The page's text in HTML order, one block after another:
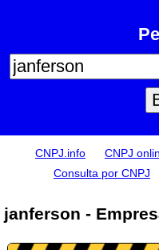
CNPJ.info CNPJ
Consulta por CNPJ
janferson -